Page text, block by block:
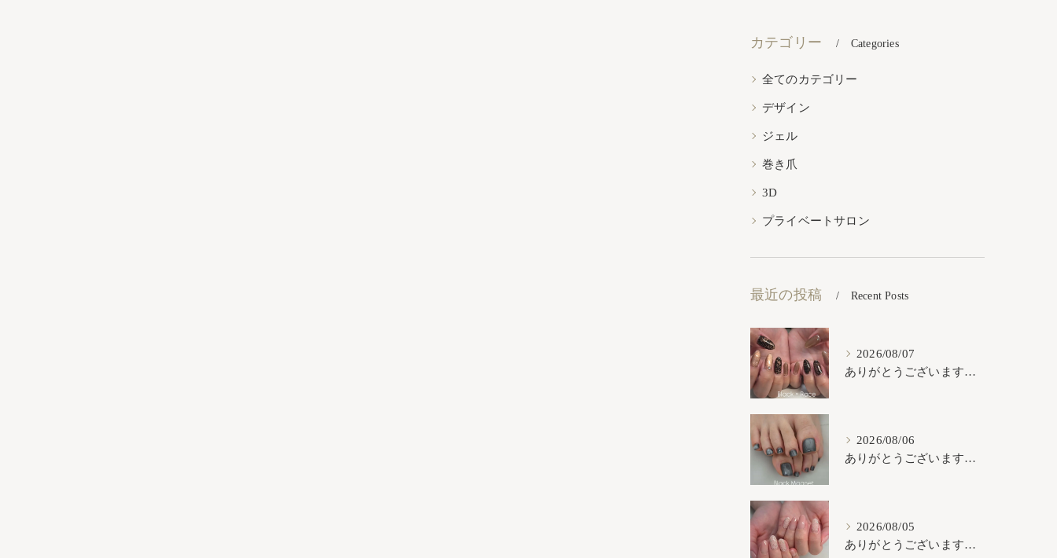
カテゴリー Categories
全てのカテゴリー
デザイン
ジェル
巻き爪
3D
プライベートサロン
最近の投稿 Recent Posts
2026/08/07
ありがとうございます𓂃𓈒𓏸︎︎︎︎
2026/08/06
ありがとうございます𓂃𓈒𓏸︎︎︎︎
2026/08/05
ありがとうございます𓂃𓈒𓏸︎︎︎︎